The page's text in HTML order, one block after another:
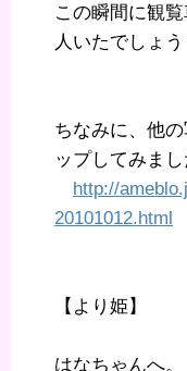
この瞬間に観
人いたでしょ
ちなみに、他
ップしてみまし
http://
20101012.html
【より姫】
はなちゃんへ。